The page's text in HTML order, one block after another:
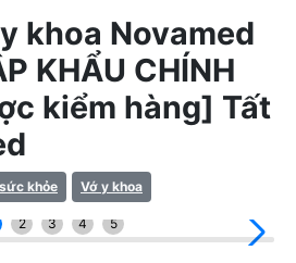
khoa Novamed
KHẨU CHÍNH
kiểm hàng] Tất
khỏe Vớ y khoa
2 3 4 5